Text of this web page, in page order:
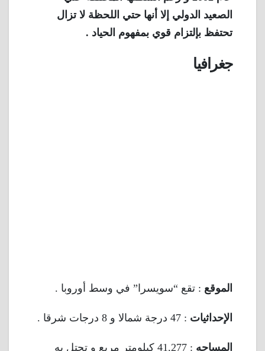
الصعيد الدولي إلا أنها حتي اللحظة لا تزال
تحتفظ بإلتزام قوي بمفهوم الحياد .
جغرافيا
الموقع : تقع “سويسرا” في وسط أوروبا .
الإحداثيات : 47 درجة شمالا و 8 درجات شرقا .
المساحه
: 41,277 كيلومتر مربع و تحتل به